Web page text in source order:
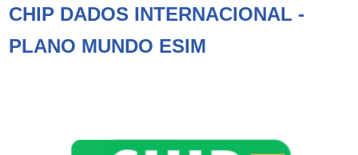
CHIP DADOS INTERNACIONAL -
PLANO MUNDO ESIM